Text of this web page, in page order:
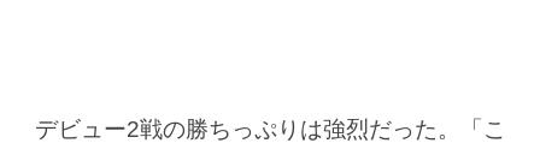
デビュー2戦の勝ちっぷりは強烈だった。「こ